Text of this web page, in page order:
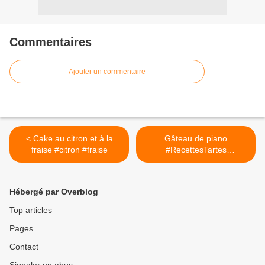
Commentaires
Ajouter un commentaire
< Cake au citron et à la
fraise #citron #fraise
Gâteau de piano
#RecettesTartes
#TarteFraises
Hébergé par Overblog
Top articles
Pages
Contact